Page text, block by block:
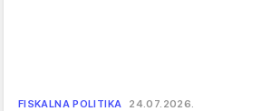
FISKALNA POLITIKA 24.07.2026.